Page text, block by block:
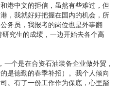
港中文的拒信，虽然有些难过，但
，我就好好把握在国内的机会，所
务员，我报考的岗位也是外事翻
究生的成绩，一边开始去各个高
个是在合资石油装备企业做外贸，
是德勤的春季补招）。我个人倾向
。有了一份工作作为保底，心里踏